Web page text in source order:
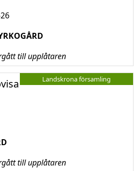
till upplåtaren
Landskrona församling
till upplåtaren